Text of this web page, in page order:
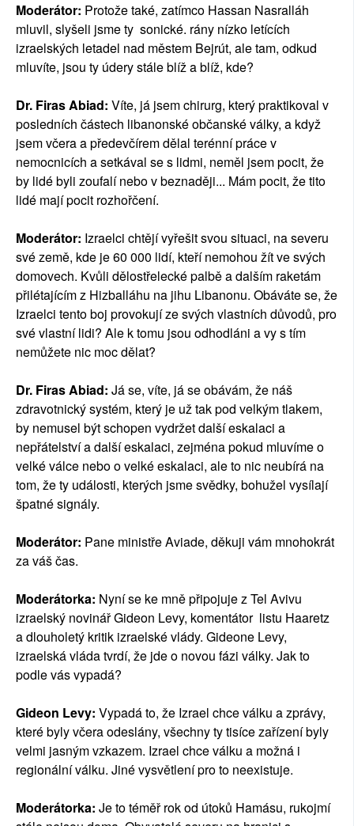
Moderátor: Protože také, zatímco Hassan Nasralláh
mluvil, slyšeli jsme ty sonické. rány nízko letících
izraelských letadel nad městem Bejrút, ale tam, odkud
mluvíte, jsou ty údery stále blíž a blíž, kde?
Dr. Firas Abiad: Víte, já jsem chirurg, který praktikoval v
posledních částech libanonské občanské války, a když
jsem včera a předevčírem dělal terénní práce v
nemocnicích a setkával se s lidmi, neměl jsem pocit, že
by lidé byli zoufalí nebo v beznaději... Mám pocit, že tito
lidé mají pocit rozhořčení.
Moderátor: Izraelci chtějí vyřešit svou situaci, na severu
své země, kde je 60 000 lidí, kteří nemohou žít ve svých
domovech. Kvůli dělostřelecké palbě a dalším raketám
přilétajícím z Hizballáhu na jihu Libanonu. Obáváte se, že
Izraelci tento boj provokují ze svých vlastních důvodů, pro
své vlastní lidi? Ale k tomu jsou odhodláni a vy s tím
nemůžete nic moc dělat?
Dr. Firas Abiad: Já se, víte, já se obávám, že náš
zdravotnický systém, který je už tak pod velkým tlakem,
by nemusel být schopen vydržet další eskalaci a
nepřátelství a další eskalaci, zejména pokud mluvíme o
velké válce nebo o velké eskalaci, ale to nic neubírá na
tom, že ty události, kterých jsme svědky, bohužel vysílají
špatné signály.
Moderátor: Pane ministře Aviade, děkuji vám mnohokrát
za váš čas.
Moderátorka: Nyní se ke mně připojuje z Tel Avivu
izraelský novinář Gideon Levy, komentátor listu Haaretz
a dlouholetý kritik izraelské vlády. Gideone Levy,
izraelská vláda tvrdí, že jde o novou fázi války. Jak to
podle vás vypadá?
Gideon Levy: Vypadá to, že Izrael chce válku a zprávy,
které byly včera odeslány, všechny ty tisíce zařízení byly
velmi jasným vzkazem. Izrael chce válku a možná i
regionální válku. Jiné vysvětlení pro to neexistuje.
Moderátorka: Je to téměř rok od útoků Hamásu, rukojmí